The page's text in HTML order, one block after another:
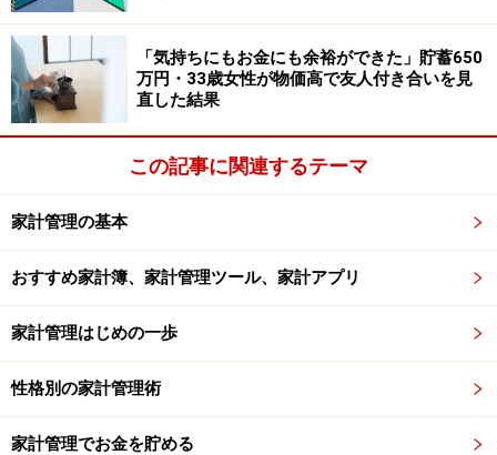
ベラーズチェックなら両替手数料はあまりかかりません
が、きっと、お札の方がリアルでお年玉っぽいですね。
お年玉は出来高報酬制
「うちは黙っていては、お年玉はもらえません。昨年一
年間、どれくらい自分が頑張ったか報告し、出来に応じ
てお年玉を決めます」、というのは愛知県のノリさん。
子供達が一列に並び、自分が立てた目標と「運動会で１
等だった」とか、「水泳の県大会に出場した」「ピアノ
果を報告します。年功序列ではなく、みんな一律になる
こともあるそうです。
「気持ちにもお金にも余裕ができた」貯蓄650
万円・33歳女性が物価高で友人付き合いを見
直した結果
この記事に関連するテーマ
家計管理の基本
おすすめ家計簿、家計管理ツール、家計アプリ
家計管理はじめの一歩
性格別の家計管理術
家計管理でお金を貯める